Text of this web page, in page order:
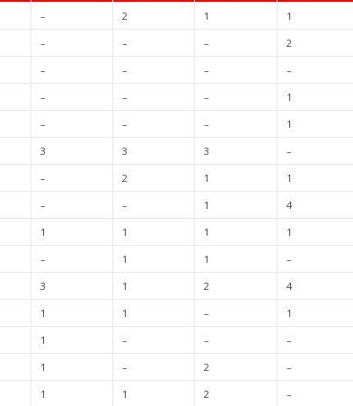
– 2 1
1
– – –
2
– – –
–
– – –
1
– – –
1
3 3 3
–
– 2 1
1
– – 1
4
1 1 1
1
– 1 1
–
3 1 2
4
1 1 –
1
1 – –
–
1 – 2
–
1 1 2
–